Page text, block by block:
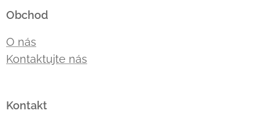
Obchod
O nás
Kontaktujte nás
Kontakt